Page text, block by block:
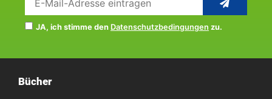
JA, ich stimme den Datenschutzbedingungen zu.
Bücher